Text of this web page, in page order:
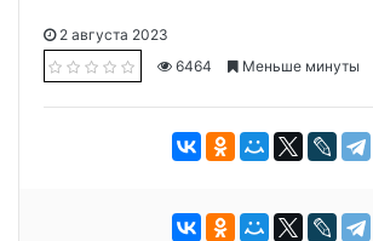
2 августа 2023
6464
Меньше минуты